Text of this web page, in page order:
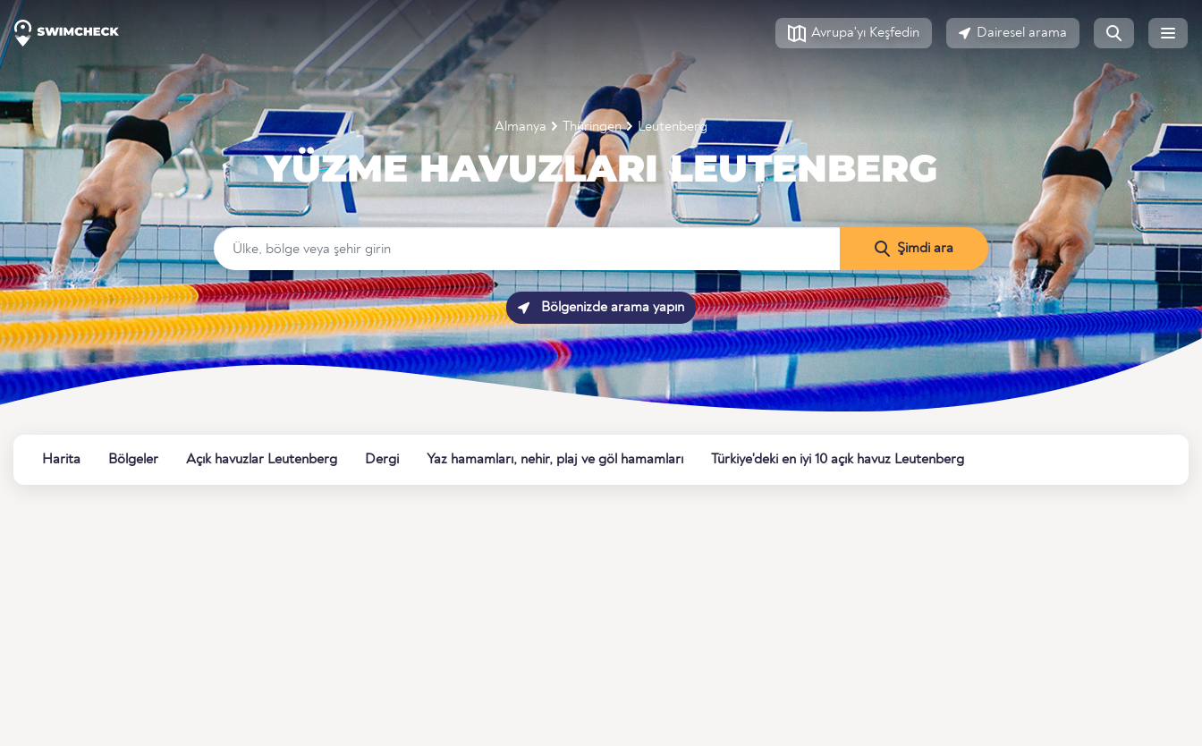
Avrupa'yı Keşfedin Dairesel arama
Almanya Thüringen Leutenberg
YÜZME HAVUZLARI LEUTENBERG
Şimdi ara
Bölgenizde arama yapın
Harita Bölgeler Açık havuzlar Leutenberg Dergi Yaz hamamları, nehir, plaj ve göl hamamları Türkiye'deki en iyi 10 açık havuz Leutenberg